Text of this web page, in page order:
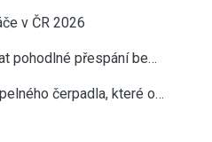
v ČR 2026
pohodlné přespání be…
čerpadla, které o…